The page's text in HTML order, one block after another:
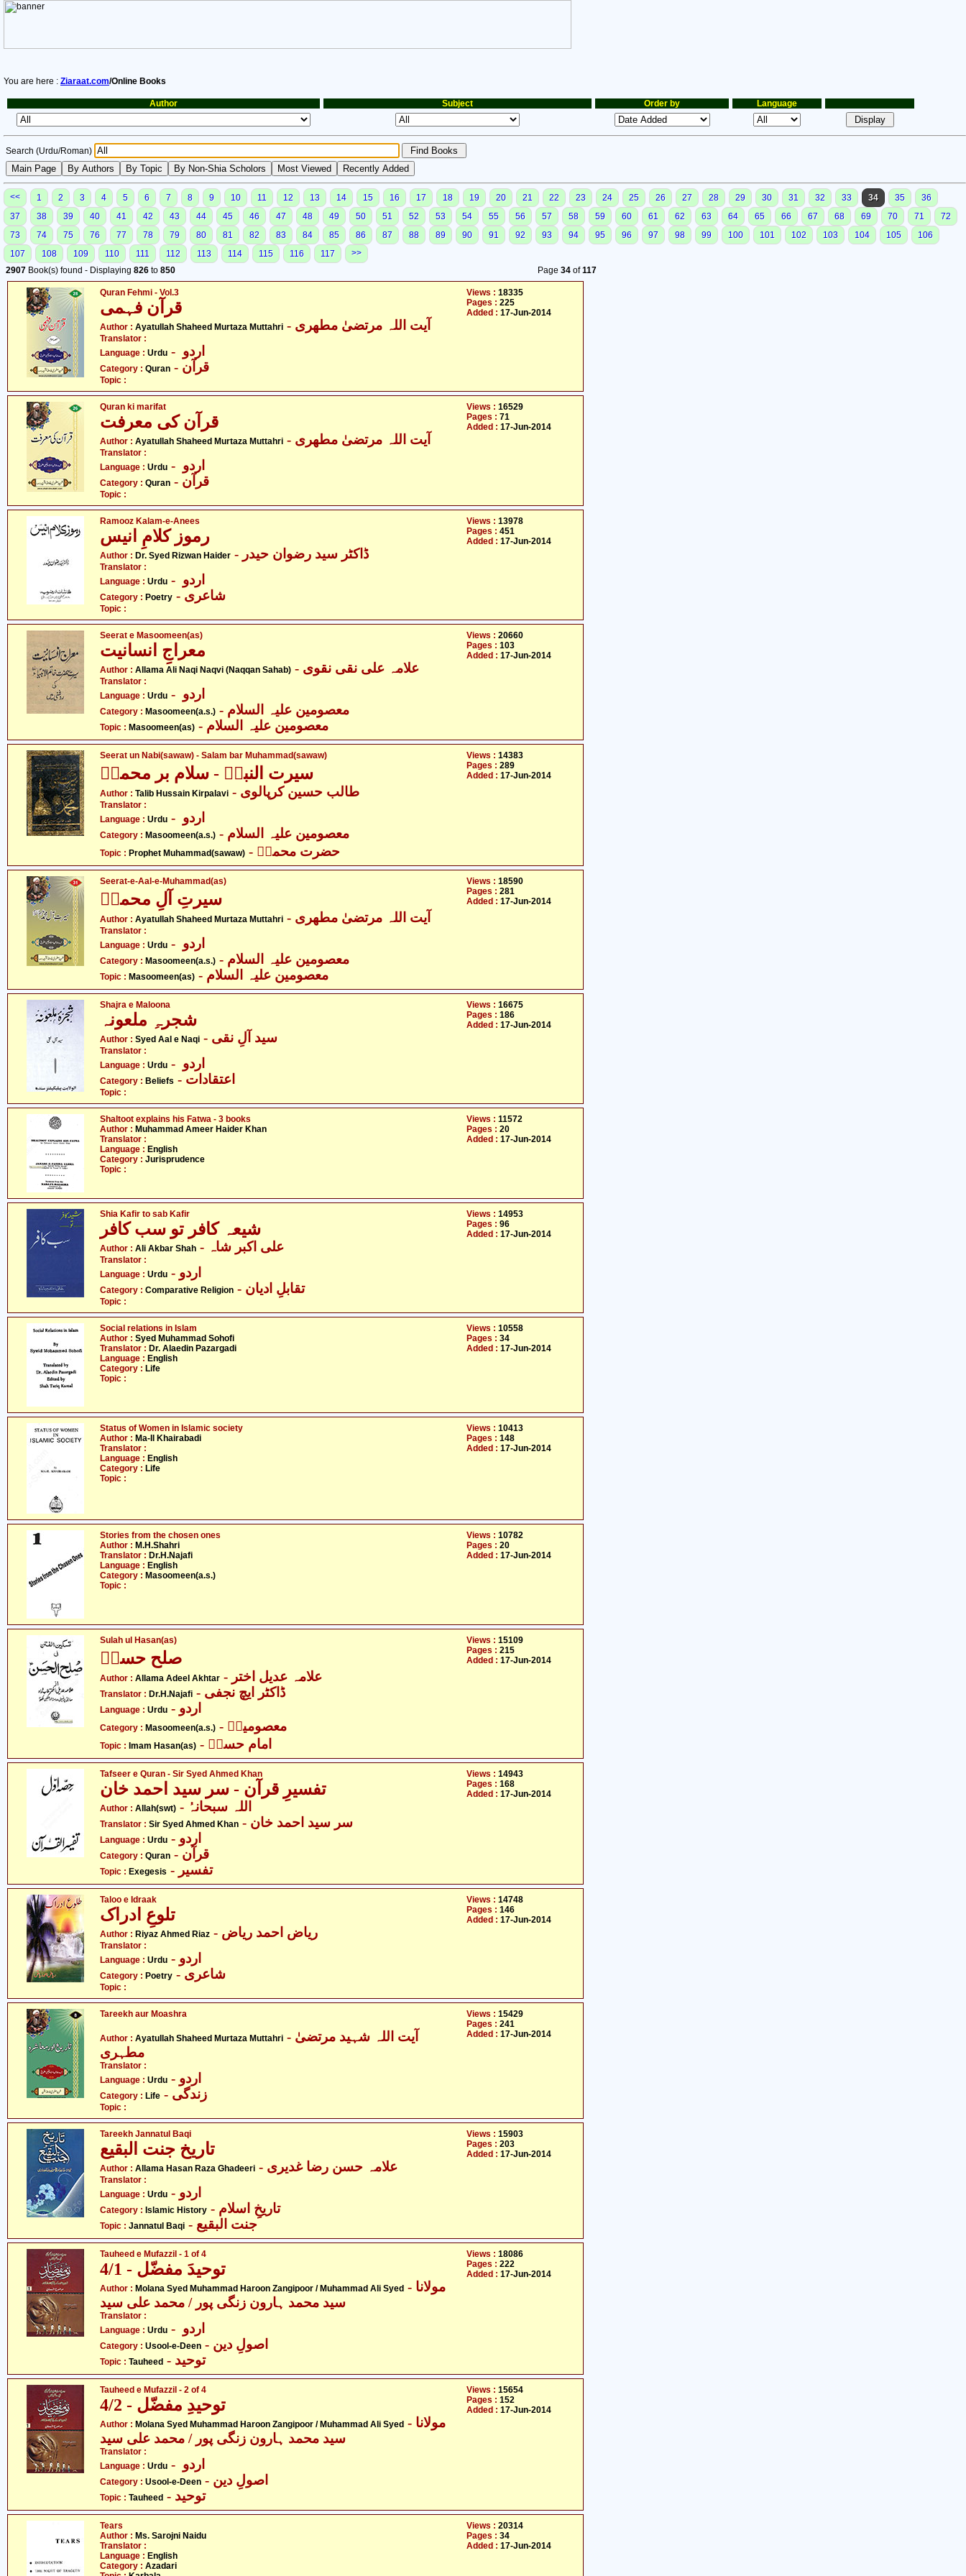
You are here : Ziaraat.com/Online Books
Author Subject Order by Language
Search (Urdu/Roman)
<< 1 2 3 4 5 6 7 8 9 10 11 12 13 14 15 16 17 18 19 20 21 22 23 24 25 26 27 28 29 30 31 32 33 34 35
36
37
38 39 40 41 42 43 44 45 46 47 48 49 50 51 52 53 54 55 56 57 58 59 60 61 62 63 64 65 66 67 68 69 70 71
72
73
74 75 76 77 78 79 80 81 82 83 84 85 86 87 88 89 90 91 92 93 94 95 96 97 98 99 100 101 102 103 104 105
106
107
108 109 110 111 112 113 114 115 116 117
>>
2907 Book(s) found - Displaying 826 to 850 Page 34of117
Quran Fehmi - Vol.3
قرآن فہمی
Author : Ayatullah Shaheed Murtaza Muttahri - آیت اللہ مرتضیٰ مطھری
Translator :
Language : Urdu
Category : Quran - قرآن
Topic :
Views : 18335
Pages : 225
Added : 17-Jun-2014
Quran ki marifat
قرآن کی معرفت
Author : Ayatullah Shaheed Murtaza Muttahri - آیت اللہ مرتضیٰ مطھری
Translator :
Language : Urdu
Category : Quran - قرآن
Topic :
Views : 16529
Pages : 71
Added : 17-Jun-2014
Ramooz Kalam-e-Anees
رموز کلامِ انیس
Author : Dr. Syed Rizwan Haider - ڈاکٹر سید رضوان حیدر
Translator :
Language : Urdu
Category : Poetry - شاعری
Topic :
Views : 13978
Pages : 451
Added : 17-Jun-2014
Seerat e Masoomeen(as)
معراجِ انسانیت
Author : Allama Ali Naqi Naqvi (Naqqan Sahab) - علامہ علی نقی نقوی
Translator :
Language : Urdu
Category : Masoomeen(a.s.)
Topic : Masoomeen(as) - معصومین علیہ السلام
Views : 20660
Pages : 103
Added : 17-Jun-2014
Seerat un Nabi(sawaw) - Salam bar Muhammad(sawaw)
سیرت النبیؐ - سلام بر محمدؐ
Author : Talib Hussain Kirpalavi - طالب حسین کرپالوی
Translator :
Language : Urdu
Category : Masoomeen(a.s.)
Topic : Prophet Muhammad(sawaw) - حضرت محمدؐ
Views : 14383
Pages : 289
Added : 17-Jun-2014
Seerat-e-Aal-e-Muhammad(as)
سیرتِ آلِ محمدؑ
Author : Ayatullah Shaheed Murtaza Muttahri - آیت اللہ مرتضیٰ مطھری
Translator :
Language : Urdu
Category : Masoomeen(a.s.)
Topic : Masoomeen(as) - معصومین علیہ السلام
Views : 18590
Pages : 281
Added : 17-Jun-2014
Shajra e Maloona
شجرہِ ملعونہ
Author : Syed Aal e Naqi - سید آلِ نقی
Translator :
Language : Urdu
Category : Beliefs - اعتقادات
Topic :
Views : 16675
Pages : 186
Added : 17-Jun-2014
Shaltoot explains his Fatwa - 3 books
Author : Muhammad Ameer Haider Khan
Translator :
Language : English
Category : Jurisprudence
Topic :
Views : 11572
Pages : 20
Added : 17-Jun-2014
Shia Kafir to sab Kafir
شیعہ کافر تو سب کافر
Author : Ali Akbar Shah - علی اکبر شاہ
Translator :
Language : Urdu - اردو
Category : Comparative Religion - تقابلِ ادیان
Topic :
Views : 14953
Pages : 96
Added : 17-Jun-2014
Social relations in Islam
Author : Syed Muhammad Sohofi
Translator : Dr. Alaedin Pazargadi
Language : English
Category : Life
Topic :
Views : 10558
Pages : 34
Added : 17-Jun-2014
Status of Women in Islamic society
Author : Ma-Il Khairabadi
Translator :
Language : English
Category : Life
Topic :
Views : 10413
Pages : 148
Added : 17-Jun-2014
Stories from the chosen ones
Author : M.H.Shahri
Translator : Dr.H.Najafi
Language : English
Category : Masoomeen(a.s.)
Topic :
Views : 10782
Pages : 20
Added : 17-Jun-2014
Sulah ul Hasan(as)
صلح حسنؑ
Author : Allama Adeel Akhtar - علامہ عدیل اختر
Translator : Dr.H.Najafi - ڈاکٹر ایچ نجفی
Language : Urdu - اردو
Category : Masoomeen(a.s.) - معصومینؑ
Topic : Imam Hasan(as) - امام حسنؑ
Views : 15109
Pages : 215
Added : 17-Jun-2014
Tafseer e Quran - Sir Syed Ahmed Khan
تفسیرِ قرآن - سر سید احمد خان
Author : Allah(swt) - اللہ سبحانہُ
Translator : Sir Syed Ahmed Khan - سر سید احمد خان
Language : Urdu - اردو
Category : Quran - قرآن
Topic : Exegesis - تفسیر
Views : 14943
Pages : 168
Added : 17-Jun-2014
Taloo e Idraak
تلوعِ ادراک
Author : Riyaz Ahmed Riaz - ریاض احمد ریاض
Translator :
Language : Urdu - اردو
Category : Poetry - شاعری
Topic :
Views : 14748
Pages : 146
Added : 17-Jun-2014
Tareekh aur Moashra
Author : Ayatullah Shaheed Murtaza Muttahri - آیت اللہ شہید مرتضیٰ
مطہری
Translator :
Language : Urdu - اردو
Category : Life - زندگی
Topic :
Views : 15429
Pages : 241
Added : 17-Jun-2014
Tareekh Jannatul Baqi
تاریخ جنت البقیع
Author : Allama Hasan Raza Ghadeeri - علامہ حسن رضا غدیری
Translator :
Language : Urdu - اردو
Category : Islamic History - تاریخِ اسلام
Topic : Jannatul Baqi - جنت البقیع
Views : 15903
Pages : 203
Added : 17-Jun-2014
Tauheed e Mufazzil - 1 of 4
توحیدَ مفضّل - 4/1
Author : Molana Syed Muhammad Haroon Zangipoor / Muhammad Ali Syed - مولانا
سید محمد ہارون زنگی پور / محمد علی سید
Translator :
Language : Urdu
Category : Usool-e-Deen - اصولِ دین
Topic : Tauheed - توحید
Views : 18086
Pages : 222
Added : 17-Jun-2014
Tauheed e Mufazzil - 2 of 4
توحیدِ مفضّل - 4/2
Author : Molana Syed Muhammad Haroon Zangipoor / Muhammad Ali Syed - مولانا
سید محمد ہارون زنگی پور / محمد علی سید
Translator :
Language : Urdu
Category : Usool-e-Deen - اصولِ دین
Topic : Tauheed - توحید
Views : 15654
Pages : 152
Added : 17-Jun-2014
Tears
Author : Ms. Sarojni Naidu
Translator :
Language : English
Category : Azadari
Views : 20314
Pages : 34
Added : 17-Jun-2014